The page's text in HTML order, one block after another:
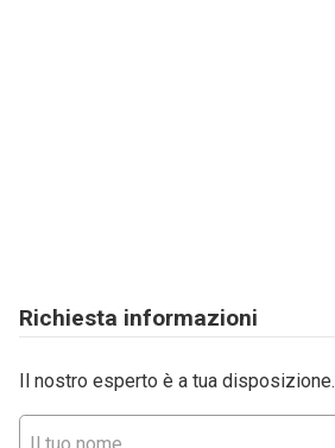
Richiesta informazioni
Il nostro esperto è a tua disposizione.